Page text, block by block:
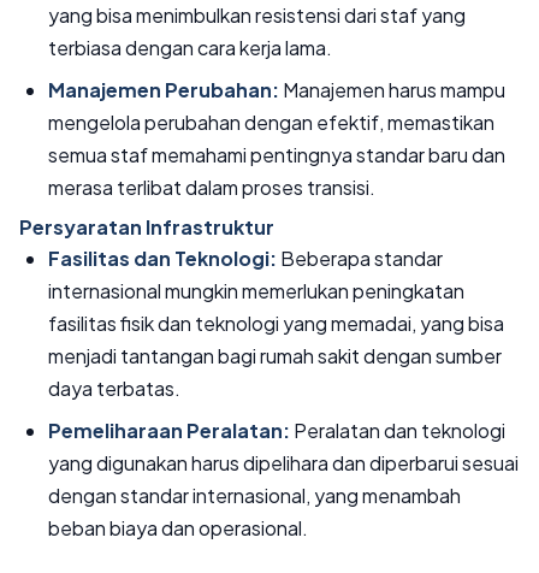
yang bisa menimbulkan resistensi dari staf yang
terbiasa dengan cara kerja lama.
Manajemen Perubahan: Manajemen harus mampu
mengelola perubahan dengan efektif, memastikan
semua staf memahami pentingnya standar baru dan
merasa terlibat dalam proses transisi.
Persyaratan Infrastruktur
Fasilitas dan Teknologi: Beberapa standar
internasional mungkin memerlukan peningkatan
fasilitas fisik dan teknologi yang memadai, yang bisa
menjadi tantangan bagi rumah sakit dengan sumber
daya terbatas.
Pemeliharaan Peralatan: Peralatan dan teknologi
yang digunakan harus dipelihara dan diperbarui sesuai
dengan standar internasional, yang menambah
beban biaya dan operasional.